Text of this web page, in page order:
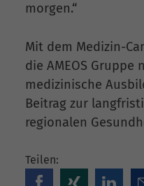
morgen.“
Mit dem Medizin-
die AMEOS Gruppe
medizinische
Beitrag zur
regionalen
Teilen: